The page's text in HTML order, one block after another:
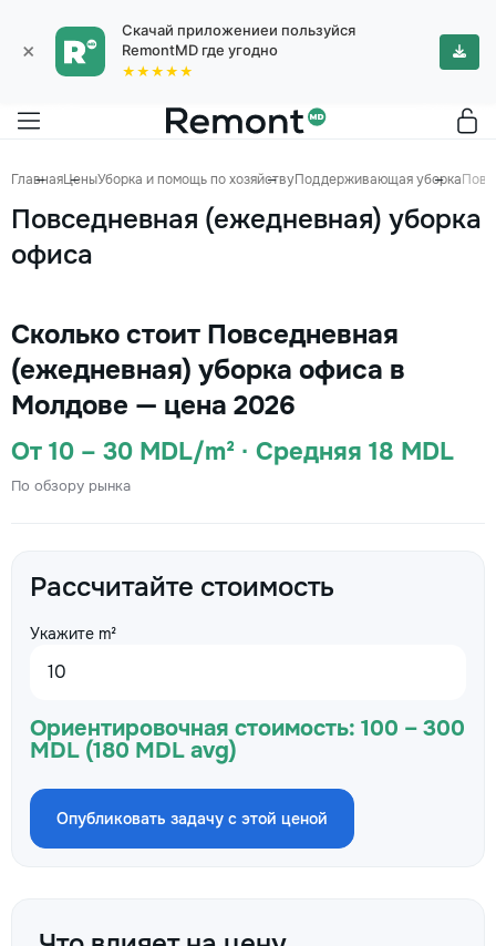
×
Скачай приложениеи пользуйся
RemontMD где угодно
★★★★★
ГлавнаяЦеныУборка и помощь по хозяйствуПоддерживающая уборка
Повседневная (ежедневная) уборка
офиса
Сколько стоит Повседневная
(ежедневная) уборка офиса в
Молдове — цена 2026
От 10 – 30 MDL/m² · Средняя 18 MDL
По обзору рынка
Рассчитайте стоимость
Укажите m²
Ориентировочная стоимость: 100 – 300
MDL (180 MDL avg)
Опубликовать задачу с этой ценой